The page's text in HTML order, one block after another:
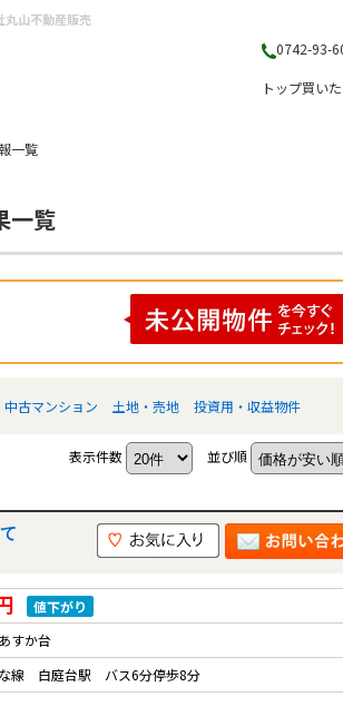
丸山不動産販売
0742-93-
トップ買い
一覧
一覧
中古マンション 土地・売地 投資用・収益物件
表示件数 並び順
値下がり
すか台
線 白庭台駅 バス6分停歩8分